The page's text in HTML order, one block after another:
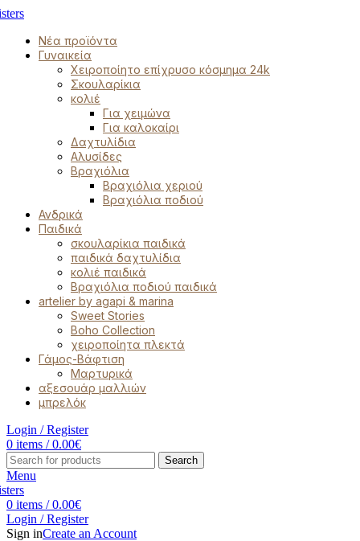
Νέα προϊόντα
Γυναικεία
Χειροποίητο επίχρυσο κόσμημα 24k
Σκουλαρίκια
κολιέ
Για χειμώνα
Για καλοκαίρι
Δαχτυλίδια
Αλυσίδες
Βραχιόλια
Βραχιόλια χεριού
Βραχιόλια ποδιού
Ανδρικά
Παιδικά
σκουλαρίκια παιδικά
παιδικά δαχτυλίδια
κολιέ παιδικά
Βραχιόλια ποδιού παιδικά
artelier by agapi & marina
Sweet Stories
Boho Collection
χειροποίητα πλεκτά
Γάμος-Βάφτιση
Μαρτυρικά
αξεσουάρ μαλλιών
μπρελόκ
Login / Register
0 items / 0.00€
Search
Menu
0 items / 0.00€
Login / Register
Sign inCreate an Account